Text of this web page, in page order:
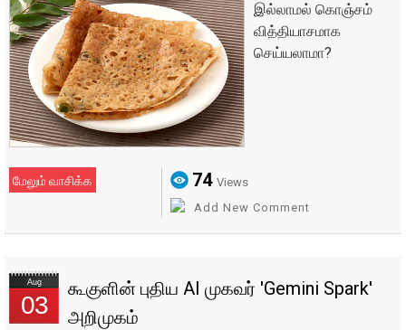
இல்லாமல் கொஞ்சம்
வித்தியாசமாக
செய்யலாமா?
மேலும் வாசிக்க 74 Views
Add New Comment
Aug
03
கூகுளின் புதிய AI முகவர் 'Gemini Spark'
அறிமுகம்